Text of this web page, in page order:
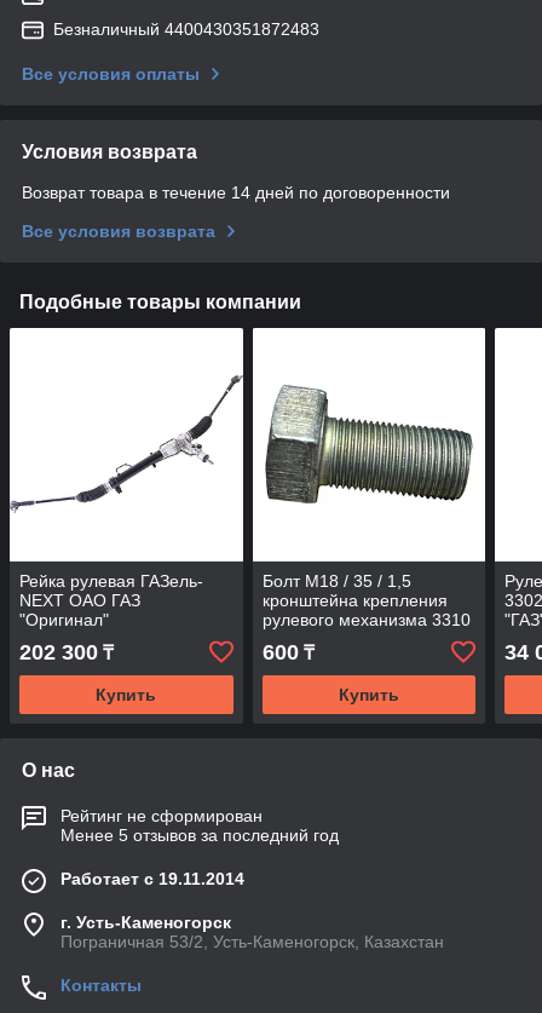
Безналичный 4400430351872483
Все условия оплаты
Условия возврата
Возврат товара в течение 14 дней по договоренности
Все условия возврата
Подобные товары компании
Рейка рулевая ГАЗель-
NEXT ОАО ГАЗ
"Оригинал"
202 300 ₸
Купить
Болт М18 / 35 / 1,5
кронштейна крепления
рулевого механизма 3310
ОАО "ГАЗ"
600₸
Купить
34
О нас
Рейтинг не сформирован
Менее 5 отзывов за последний год
Работает с 19.11.2014
г. Усть-Каменогорск
Пограничная 53/2, Усть-Каменогорск, Казахстан
Контакты